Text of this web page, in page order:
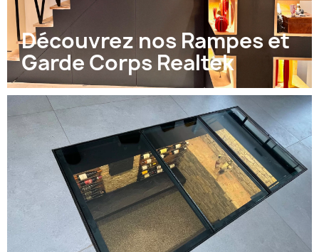
Découvrez nos Rampes et
Garde Corps Realtek